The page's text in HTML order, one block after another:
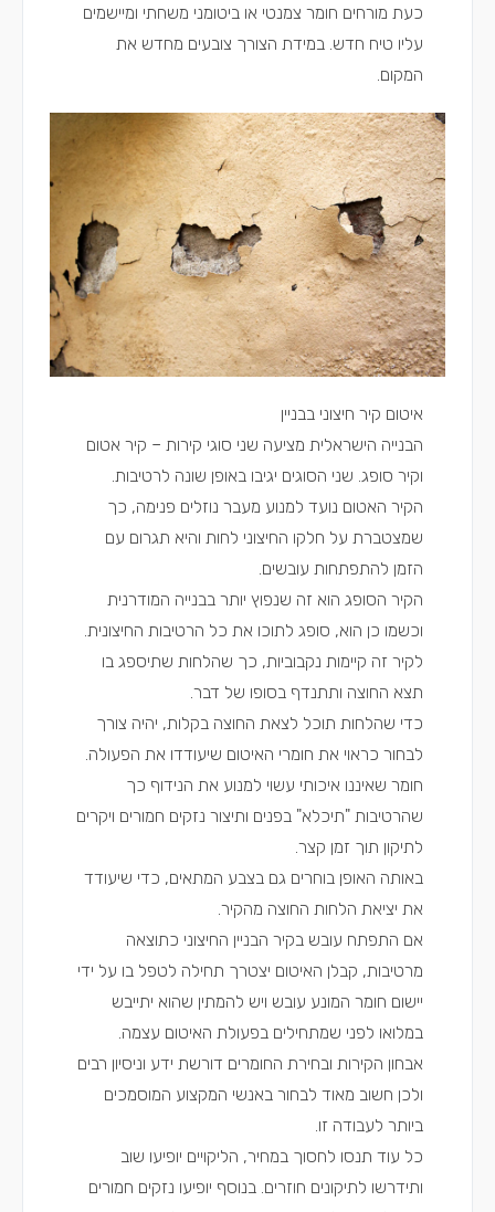
כעת מורחים חומר צמנטי או ביטומני משחתי ומיישמים
עליו טיח חדש. במידת הצורך צובעים מחדש את
המקום.
איטום קיר חיצוני בבניין
הבנייה הישראלית מציעה שני סוגי קירות – קיר אטום
וקיר סופג. שני הסוגים יגיבו באופן שונה לרטיבות.
הקיר האטום נועד למנוע מעבר נוזלים פנימה, כך
שמצטברת על חלקו החיצוני לחות והיא תגרום עם
הזמן להתפתחות עובשים.
הקיר הסופג הוא זה שנפוץ יותר בבנייה המודרנית
וכשמו כן הוא, סופג לתוכו את כל הרטיבות החיצונית.
לקיר זה קיימות נקבוביות, כך שהלחות שתיספג בו
תצא החוצה ותתנדף בסופו של דבר.
כדי שהלחות תוכל לצאת החוצה בקלות, יהיה צורך
לבחור כראוי את חומרי האיטום שיעודדו את הפעולה.
חומר שאיננו איכותי עשוי למנוע את הנידוף כך
שהרטיבות "תיכלא" בפנים ותיצור נזקים חמורים ויקרים
לתיקון תוך זמן קצר.
באותה האופן בוחרים גם בצבע המתאים, כדי שיעודד
את יציאת הלחות החוצה מהקיר.
אם התפתח עובש בקיר הבניין החיצוני כתוצאה
מרטיבות, קבלן האיטום יצטרך תחילה לטפל בו על ידי
יישום חומר המונע עובש ויש להמתין שהוא יתייבש
במלואו לפני שמתחילים בפעולת האיטום עצמה.
אבחון הקירות ובחירת החומרים דורשת ידע וניסיון רבים
ולכן חשוב מאוד לבחור באנשי המקצוע המוסמכים
ביותר לעבודה זו.
כל עוד תנסו לחסוך במחיר, הליקויים יופיעו שוב
ותידרשו לתיקונים חוזרים. בנוסף יופיעו נזקים חמורים